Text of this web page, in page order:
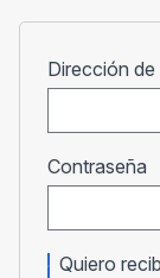
Dirección
Contraseña
Quiero